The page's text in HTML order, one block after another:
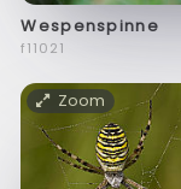
Wespenspinne
f11021
Zoom